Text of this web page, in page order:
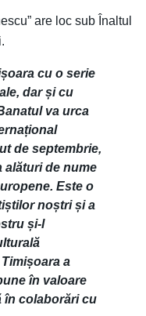
are loc sub Înaltul
cu o serie
dar și cu
va urca
de septembrie,
alături de nume
Este o
noștri și a
și-l
a
în valoare
în colaborări cu